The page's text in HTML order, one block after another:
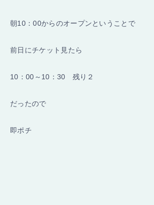
朝10：00からのオープンということで
前日にチケット見たら
10：00～10：30 残り２
だったので
即ポチ